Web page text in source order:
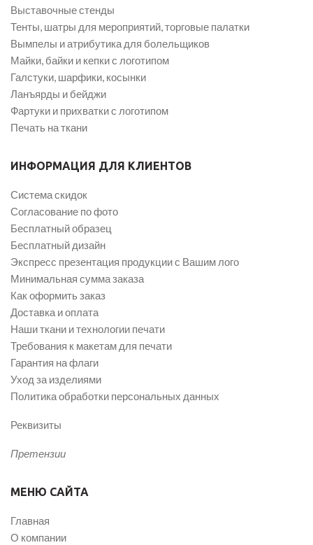
Выставочные стенды
Тенты, шатры для мероприятий, торговые палатки
Вымпелы и атрибутика для болельщиков
Майки, байки и кепки с логотипом
Галстуки, шарфики, косынки
Ланъярды и бейджи
Фартуки и прихватки с логотипом
Печать на ткани
ИНФОРМАЦИЯ ДЛЯ КЛИЕНТОВ
Система скидок
Согласование по фото
Бесплатный образец
Бесплатный дизайн
Экспресс презентация продукции с Вашим лого
Минимальная сумма заказа
Как оформить заказ
Доставка и оплата
Наши ткани и технологии печати
Требования к макетам для печати
Гарантия на флаги
Уход за изделиями
Политика обработки персональных данных
Реквизиты
Претензии
МЕНЮ САЙТА
Главная
О компании